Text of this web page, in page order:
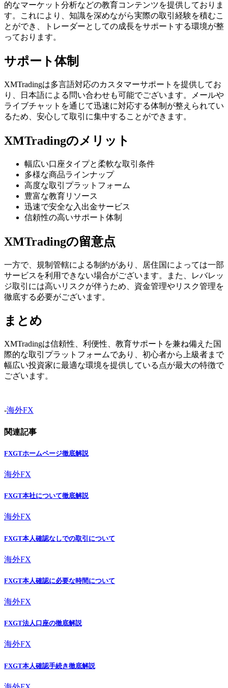
的なマーケット分析などの教育コンテンツを提供しておりま
す。これにより、知識を深めながら実際の取引経験を積むこ
とができ、トレーダーとしての成長をサポートする環境が整
っております。
サポート体制
XMTradingは多言語対応のカスタマーサポートを提供してお
り、日本語による問い合わせも可能でございます。メールや
ライブチャットを通じて迅速に対応する体制が整えられてい
るため、安心して取引に集中することができます。
XMTradingのメリット
幅広い口座タイプと柔軟な取引条件
多様な商品ラインナップ
高度な取引プラットフォーム
豊富な教育リソース
迅速で安全な入出金サービス
信頼性の高いサポート体制
XMTradingの留意点
一方で、規制管轄による制約があり、居住国によっては一部
サービスを利用できない場合がございます。また、レバレッ
ジ取引には高いリスクが伴うため、資金管理やリスク管理を
徹底する必要がございます。
まとめ
XMTradingは信頼性、利便性、教育サポートを兼ね備えた国
際的な取引プラットフォームであり、初心者から上級者まで
幅広い投資家に最適な環境を提供している点が最大の特徴で
ございます。
-海外FX
関連記事
FXGTホームページ徹底解説
海外FX
FXGT本社について徹底解説
海外FX
FXGT本人確認なしでの取引について
海外FX
FXGT本人確認に必要な時間について
海外FX
FXGT法人口座の徹底解説
海外FX
FXGT本人確認手続き徹底解説